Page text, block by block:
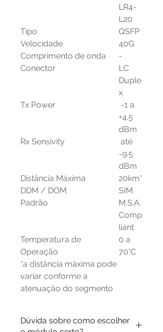
LR4-
L20
Tipo
QSFP
Velocidade
40G
Comprimento de onda
-
Conector
LC
Duple
x
Tx Power
-1 a
+4.5
dBm
Rx Sensivity
até
-9.5
dBm
Distância Máxima
20km*
DDM / DOM
SIM
Padrão
M.S.A.
Comp
liant
Temperatura de
Operação
0 a
70°C
*a distância máxima pode
variar conforme a
atenuação do segmento
Dúvida sobre como escolher